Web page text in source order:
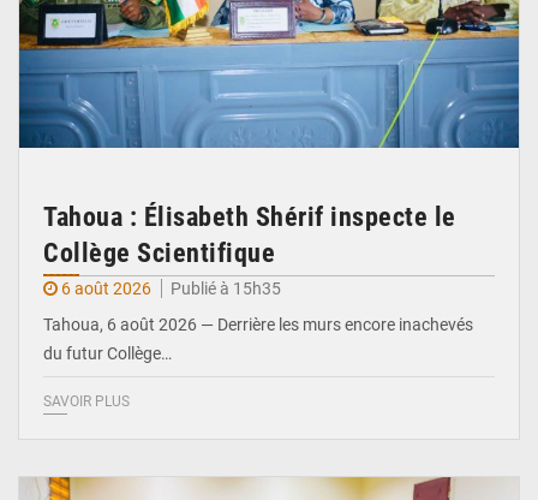
Tahoua : Élisabeth Shérif inspecte le
Collège Scientifique
6 août 2026
Publié à 15h35
Tahoua, 6 août 2026 — Derrière les murs encore inachevés
du futur Collège…
SAVOIR PLUS